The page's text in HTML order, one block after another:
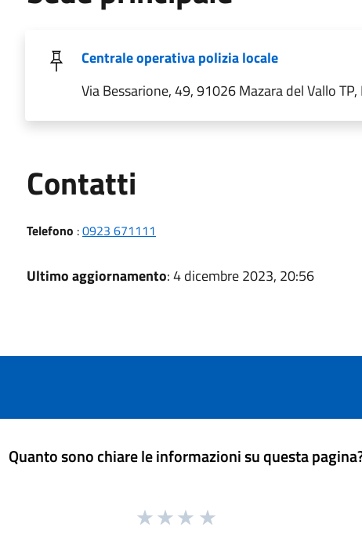
Centrale operativa polizia locale
Via Bessarione, 49, 91026 Mazara del Vallo TP,
Contatti
Telefono :0923 671111
Ultimo aggiornamento: 4 dicembre 2023, 20:56
Quanto sono chiare le informazioni su questa